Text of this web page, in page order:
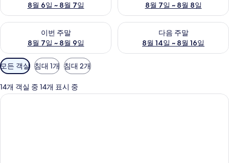
8월 6일 ~ 8월 7일
8월 7일 ~ 8월 8일
이번 주말
8월 7일 ~ 8월 9일
이번 주말 예약 가능 여부 확인, 8월 7일 ~ 8월 9일
다음 주말
8월 14일 ~ 8월 16일
다음 주말 예약 가능 여부 확인,
객
실
에
사
모든 객실 침대 1개 침대 2개
14개 객실 중 14개 표시 중